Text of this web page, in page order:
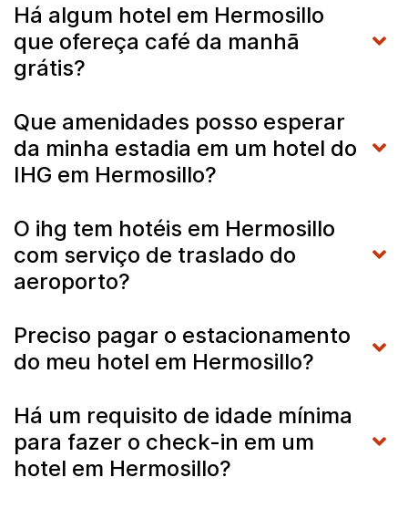
Há algum hotel em Hermosillo
que ofereça café da manhã
grátis?
Que amenidades posso esperar
da minha estadia em um hotel do
IHG em Hermosillo?
O ihg tem hotéis em Hermosillo
com serviço de traslado do
aeroporto?
Preciso pagar o estacionamento
do meu hotel em Hermosillo?
Há um requisito de idade mínima
para fazer o check-in em um
hotel em Hermosillo?